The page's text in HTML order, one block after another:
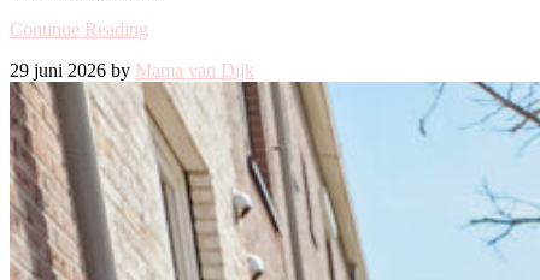
Continue Reading
29 juni 2026 by Mama van Dijk